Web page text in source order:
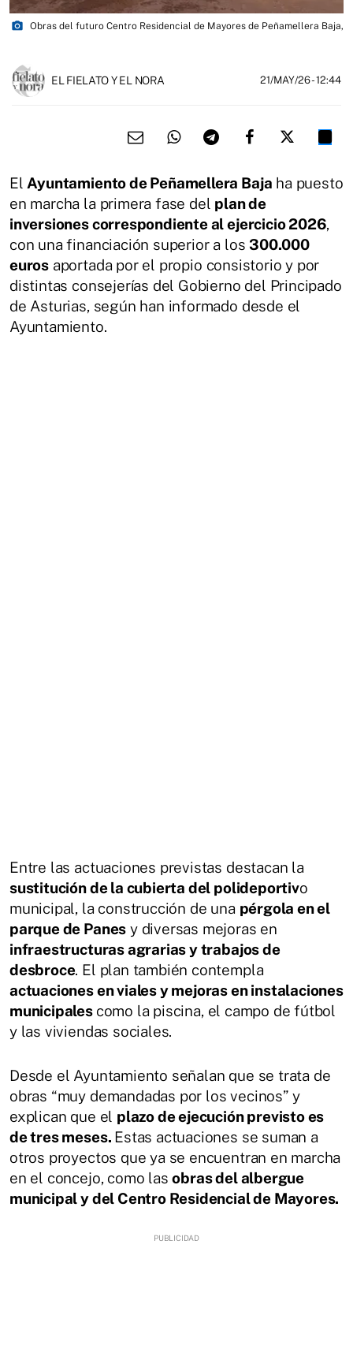
photo_camera Obras del futuro Centro Residencial de Mayores de Peñamellera Baja,
EL FIELATO Y EL NORA 21/MAY/26- 12:44
El Ayuntamiento de Peñamellera Baja ha puesto
en marcha la primera fase del plan de
inversiones correspondiente al ejercicio 2026,
con una financiación superior a los 300.000
euros aportada por el propio consistorio y por
distintas consejerías del Gobierno del Principado
de Asturias, según han informado desde el
Ayuntamiento.
Entre las actuaciones previstas destacan la
sustitución de la cubierta del polideportivo
municipal, la construcción de una pérgola en el
parque de Panes y diversas mejoras en
infraestructuras agrarias y trabajos de
desbroce. El plan también contempla
actuaciones en viales y mejoras en instalaciones
municipales como la piscina, el campo de fútbol
y las viviendas sociales.
Desde el Ayuntamiento señalan que se trata de
obras “muy demandadas por los vecinos” y
explican que el plazo de ejecución previsto es
de tres meses. Estas actuaciones se suman a
otros proyectos que ya se encuentran en marcha
en el concejo, como lasobras del albergue
municipal y del Centro Residencial de Mayores.